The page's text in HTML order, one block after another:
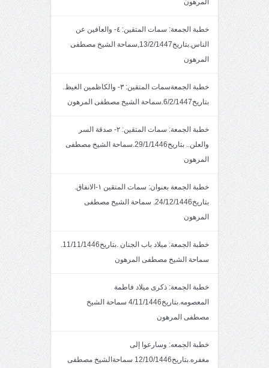
المرهون
خطبة الجمعة: سمات المتقين: ٤- والعافين عن
الناس.بتاريخ13/2/1447,سماحة الشيخ مصطفى
المرهون
خطبة الجمعةسمات المتقين: ٣- والكاظمين الغيظ.
بتاريخ6/2/1447.سماحة الشيخ مصطفى المرهون
خطبة الجمعة: سمات المتقين: ٢- صدقة السر
والعلن.. بتاريخ29/1/1446.سماحة الشيخ مصطفى
المرهون
خطبة الجمعة بعنوان: سمات المتقين ١-الانفاق.
بتاريخ24/12/1446. سماحة الشيخ مصطفى
المرهون
خطبة الجمعة: ميلاد باب الجنان .بتاريخ11/11/1446.
سماحة الشيخ مصطفى المرهون
خطبة الجمعة: ذكرى ميلاد فاطمة
المعصومه.بتاريخ4/11/1446 سماحة الشيخ
مصطفى المرهون
خطبة الجمعه: وسارعوا إلى
مغفره.بتاريخ12/10/1446 سماحةالشيخ مصطفى